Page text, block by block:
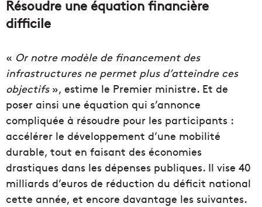
Résoudre une équation financière
difficile
« Or notre modèle de financement des
infrastructures ne permet plus d’atteindre ces
objectifs», estime le Premier ministre. Et de
poser ainsi une équation qui s’annonce
compliquée à résoudre pour les participants :
accélérer le développement d’une mobilité
durable, tout en faisant des économies
drastiques dans les dépenses publiques. Il vise 40
milliards d’euros de réduction du déficit national
cette année, et encore davantage les suivantes.